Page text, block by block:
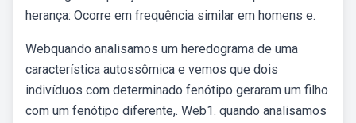
herança: Ocorre em frequência similar em homens e.
Webquando analisamos um heredograma de uma
característica autossômica e vemos que dois
indivíduos com determinado fenótipo geraram um filho
com um fenótipo diferente,. Web1. quando analisamos